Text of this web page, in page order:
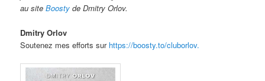
au siteBoosty de Dmitry Orlov.
Dmitry Orlov
Soutenez mes efforts sur https://boosty.to/cluborlov.